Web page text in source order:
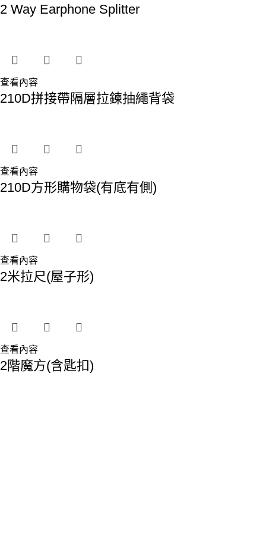
2 Way Earphone Splitter
查看內容
210D拼接帶隔層拉鍊抽繩背袋
查看內容
210D方形購物袋(有底有側)
查看內容
2米拉尺(屋子形)
查看內容
2階魔方(含匙扣)